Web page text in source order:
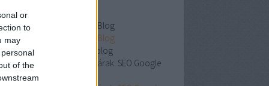
or
to
may
of the
seo blog
Budapest Blog
Budapest Blog
budapest blog
Budapest árak: SEO Google